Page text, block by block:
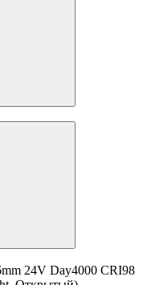
24V Day4000 CRI98